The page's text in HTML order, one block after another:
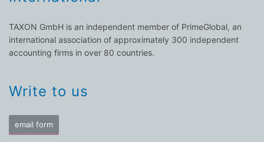
TAXON GmbH is an independent member of PrimeGlobal, an
international association of approximately 300 independent
accounting firms in over 80 countries.
Write to us
email form